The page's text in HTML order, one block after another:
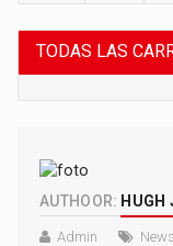
TODAS LAS
AUTHOOR: HUGH
Admin News